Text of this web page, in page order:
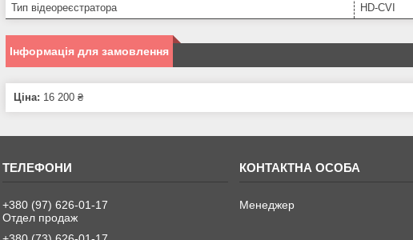
Тип відеореєстратора
HD-CVI
Інформація для замовлення
Ціна: 16 200 ₴
+380 (97) 626-01-17
Отдел продаж
Менеджер